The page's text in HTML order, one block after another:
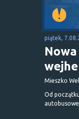
piątek,
Mieszko
Od